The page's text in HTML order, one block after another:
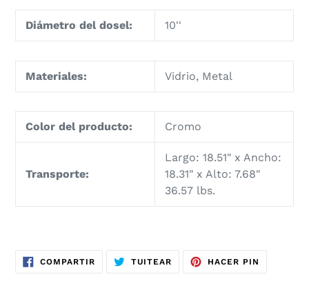
Diámetro del dosel: 10''
Materiales: Vidrio, Metal
Color del producto: Cromo
Transporte:
Largo: 18.51" x Ancho:
18.31" x Alto: 7.68"
36.57 lbs.
COMPARTIRCOMPARTIR
EN
TUITEAR TUITEARHACER PIN